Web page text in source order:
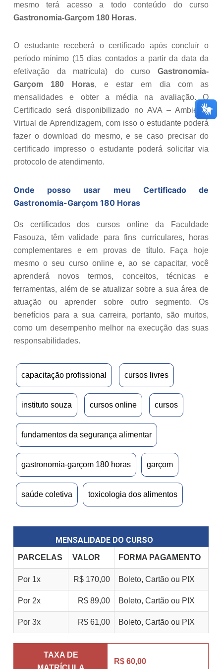
mesmo terá acesso a todo conteúdo do curso
Gastronomia-Garçom 180 Horas.
O estudante receberá o certificado após concluír o
período mínimo (15 dias contados a partir da data da
efetivação da matrícula) do curso Gastronomia-
Garçom 180 Horas, e estar em dia com as
mensalidades e obter a média na avaliação. O
Certificado será disponibilizado no AVA – Ambiente
Virtual de Aprendizagem, com isso o estudante poderá
fazer o download do mesmo, e se caso precisar do
certificado impresso o estudante poderá solicitar via
protocolo de atendimento.
Onde posso usar meu Certificado de
Gastronomia-Garçom 180 Horas
Os certificados dos cursos online da Faculdade
Fasouza, têm validade para fins curriculares, horas
complementares e em provas de título. Faça hoje
mesmo o seu curso online e, ao se capacitar, você
aprenderá novos termos, conceitos, técnicas e
ferramentas, além de se atualizar sobre a sua área de
atuação ou aprender sobre outro segmento. Os
benefícios para a sua carreira, portanto, são muitos,
como um desempenho melhor na execução das suas
responsabilidades.
capacitação profissional cursos livres
instituto souza cursos online cursos
fundamentos da segurança alimentar
gastronomia-garçom 180 horas garçom
saúde coletiva toxicologia dos alimentos
MENSALIDADE DO CURSO
PARCELAS VALOR FORMA PAGAMENTO
Por 1x R$ 170,00 Boleto, Cartão ou PIX
Por 2x R$ 89,00 Boleto, Cartão ou PIX
Por 3x R$ 61,00 Boleto, Cartão ou PIX
TAXA DE
R$ 60,00